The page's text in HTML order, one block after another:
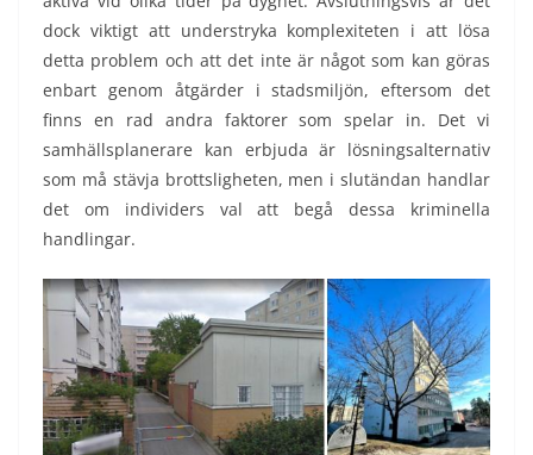
dock viktigt att understryka komplexiteten i att lösa
detta problem och att det inte är något som kan göras
enbart genom åtgärder i stadsmiljön, eftersom det
finns en rad andra faktorer som spelar in. Det vi
samhällsplanerare kan erbjuda är lösningsalternativ
som må stävja brottsligheten, men i slutändan handlar
det om individers val att begå dessa kriminella
handlingar.